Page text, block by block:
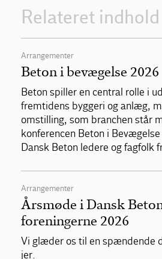
Relateret indhold
Arrangementer
Beton i bevægelse 2026
Beton spiller en central rolle i
fremtidens byggeri og anlæg,
omstilling, som branchen står
konferencen Beton i
Dansk Beton ledere og fagfolk
Arrangementer
Årsmøde i Dansk
foreningerne 2026
Vi glæder os til en spændende
jer.